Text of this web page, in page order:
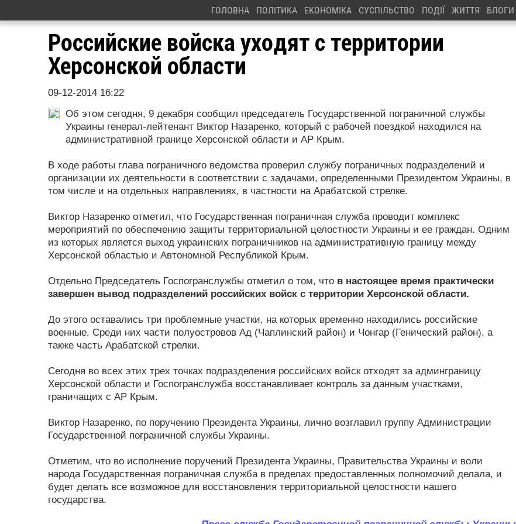
ГОЛОВНА ПОЛІТИКА ЕКОНОМІКА СУСПІЛЬСТВО ПОДІЇ ЖИТТЯ БЛОГИ
Российские войска уходят с территории
Херсонской области
09-12-2014 16:22
Об этом сегодня, 9 декабря сообщил председатель Государственной пограничной службы
Украины генерал-лейтенант Виктор Назаренко, который с рабочей поездкой находился на
административной границе Херсонской области и АР Крым.
В ходе работы глава пограничного ведомства проверил службу пограничных подразделений и
организации их деятельности в соответствии с задачами, определенными Президентом Украины, в
том числе и на отдельных направлениях, в частности на Арабатской стрелке.
Виктор Назаренко отметил, что Государственная пограничная служба проводит комплекс
мероприятий по обеспечению защиты территориальной целостности Украины и ее граждан. Одним
из которых является выход украинских пограничников на административную границу между
Херсонской областью и Автономной Республикой Крым.
Отдельно Председатель Госпогранслужбы отметил о том, что в настоящее время практически
завершен вывод подразделений российских войск с территории Херсонской области.
До этого оставались три проблемные участки, на которых временно находились российские
военные. Среди них части полуостровов Ад (Чаплинский район) и Чонгар (Генический район), а
также часть Арабатской стрелки.
Сегодня во всех этих трех точках подразделения российских войск отходят за админграницу
Херсонской области и Госпогранслужба восстанавливает контроль за данным участками,
граничащих с АР Крым.
Виктор Назаренко, по поручению Президента Украины, лично возглавил группу Администрации
Государственной пограничной службы Украины.
Отметим, что во исполнение поручений Президента Украины, Правительства Украины и воли
народа Государственная пограничная служба в пределах предоставленных полномочий делала, и
будет делать все возможное для восстановления территориальной целостности нашего
государства.